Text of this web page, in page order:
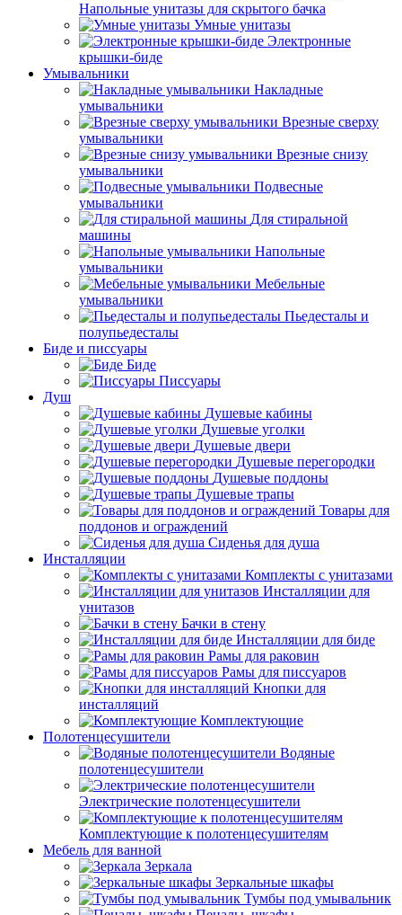
Напольные унитазы для скрытого бачка
Умные унитазы
Электронные
крышки-биде
Умывальники
Накладные
умывальники
Врезные сверху
умывальники
Врезные снизу
умывальники
Подвесные
умывальники
Для стиральной
машины
Напольные
умывальники
Мебельные
умывальники
Пьедесталы и
полупьедесталы
Биде и писсуары
Биде
Писсуары
Душ
Душевые кабины
Душевые уголки
Душевые двери
Душевые перегородки
Душевые поддоны
Душевые трапы
Товары для
поддонов и ограждений
Сиденья для душа
Инсталляции
Комплекты с унитазами
Инсталляции для
унитазов
Бачки в стену
Инсталляции для биде
Рамы для раковин
Рамы для писсуаров
Кнопки для
инсталляций
Комплектующие
Полотенцесушители
Водяные
полотенцесушители
Электрические полотенцесушители
Комплектующие к полотенцесушителям
Мебель для ванной
Зеркала
Зеркальные шкафы
Тумбы под умывальник